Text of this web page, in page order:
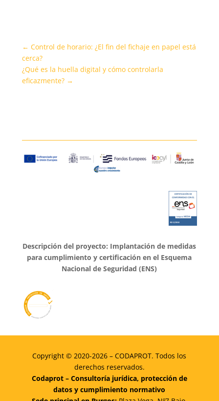
← Control de horario: ¿El fin del fichaje en papel está
cerca?
¿Qué es la huella digital y cómo controlarla
eficazmente?→
Descripción del proyecto: Implantación de medidas
para cumplimiento y certificación en el Esquema
Nacional de Seguridad (ENS)
Copyright © 2020-2026 – CODAPROT. Todos los
derechos reservados.
Codaprot – Consultoría jurídica, protección de
datos y cumplimiento normativo